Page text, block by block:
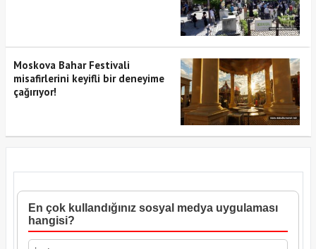
Moskova Bahar Festivali
misafirlerini keyifli bir deneyime
çağırıyor!
En çok kullandığınız sosyal medya uygulaması
hangisi?